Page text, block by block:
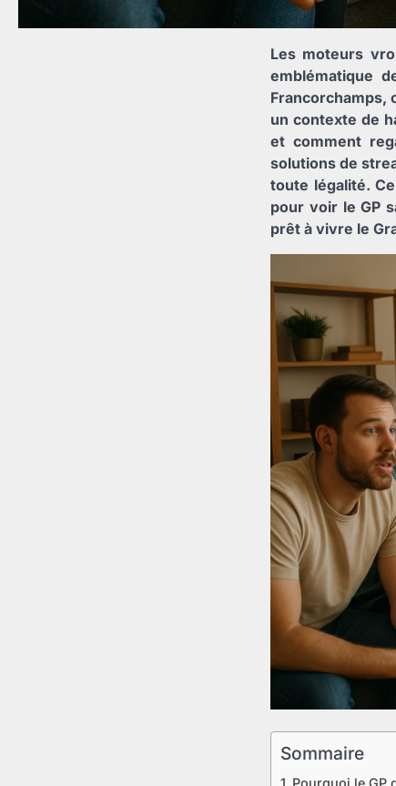
Les moteurs
emblématique
Francorchamps,
un contexte de
et comment
solutions de
toute légalité.
pour voir le GP
prêt à vivre le
Sommaire